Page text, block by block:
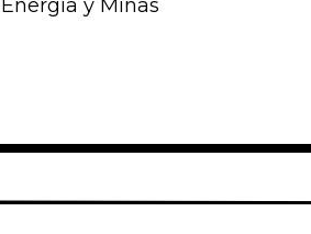
Energía y Minas